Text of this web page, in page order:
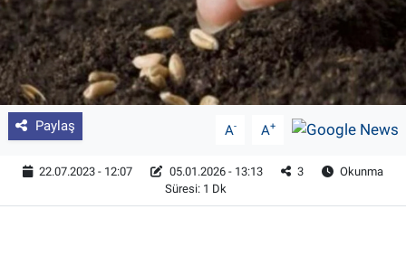
Paylaş A- A+
22.07.2023 - 12:07 05.01.2026 - 13:13 3
Okunma
Süresi: 1 Dk
Dünyada Tarım
Üretici Birlikleri
Şeker ve Şekerli Mamüller
Tohum